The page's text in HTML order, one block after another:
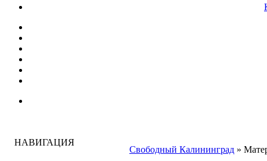
НАВИГАЦИЯ
Свободный Калининград »